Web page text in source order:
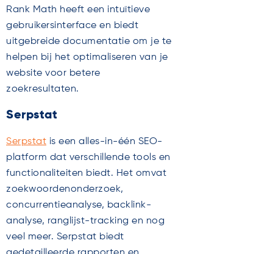
Rank Math heeft een intuïtieve
gebruikersinterface en biedt
uitgebreide documentatie om je te
helpen bij het optimaliseren van je
website voor betere
zoekresultaten.
Serpstat
Serpstat is een alles-in-één SEO-
platform dat verschillende tools en
functionaliteiten biedt. Het omvat
zoekwoordenonderzoek,
concurrentieanalyse, backlink-
analyse, ranglijst-tracking en nog
veel meer. Serpstat biedt